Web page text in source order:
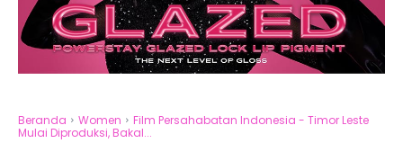
Beranda Women
Film Persahabatan Indonesia - Timor Leste
Mulai Diproduksi, Bakal...